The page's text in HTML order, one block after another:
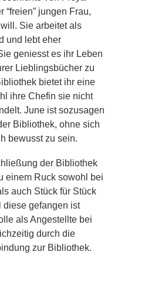
“freien” jungen Frau,
Sie arbeitet als
und lebt eher
geniesst es ihr Leben
Lieblingsbücher zu
bietet ihr eine
ihre Chefin sie nicht
June ist sozusagen
Bibliothek, ohne sich
bewusst zu sein.
der Bibliothek
einem Ruck sowohl bei
auch Stück für Stück
diese gefangen ist
als Angestellte bei
durch die
zur Bibliothek.